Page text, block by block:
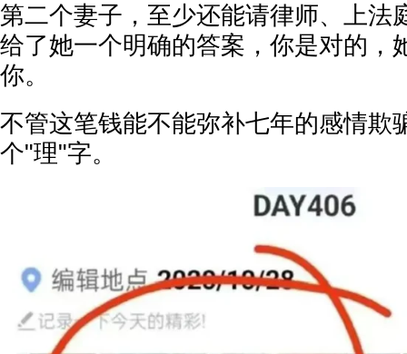
第二个妻子，至少还能请律师、上法
给了她一个明确的答案，你是对的，
你。
不管这笔钱能不能弥补七年的感情欺
个"理"字。